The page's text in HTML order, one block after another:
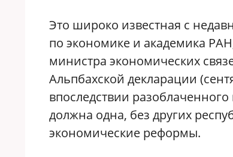
Это широко известная с
по экономике и академика
министра экономических
Альпбахской декларации
впоследствии
должна одна, без других
экономические реформы.